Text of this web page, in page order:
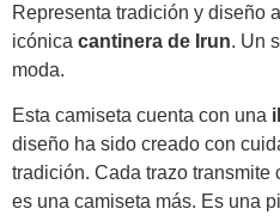
Representa tradición y diseño
icónica cantinera de Irun. Un
moda.
Esta camiseta cuenta con una
diseño ha sido creado con
tradición. Cada trazo transmite
es una camiseta más. Es una